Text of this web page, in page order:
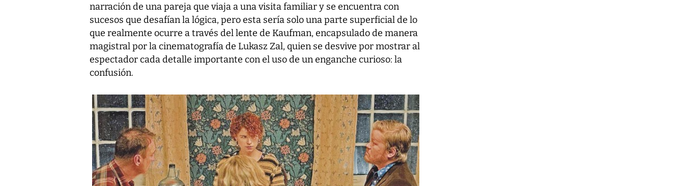
narración de una pareja que viaja a una visita familiar y se encuentra con
sucesos que desafían la lógica, pero esta sería solo una parte superficial de lo
que realmente ocurre a través del lente de Kaufman, encapsulado de manera
magistral por la cinematografía de Lukasz Zal, quien se desvive por mostrar al
espectador cada detalle importante con el uso de un enganche curioso: la
confusión.